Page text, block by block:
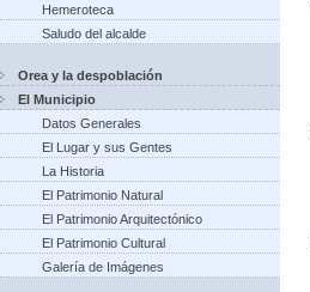
Hemeroteca
Saludo del alcalde
Orea y la despoblación
El Municipio
Datos Generales
El Lugar y sus Gentes
La Historia
El Patrimonio Natural
El Patrimonio Arquitectónico
El Patrimonio Cultural
Galería de Imágenes